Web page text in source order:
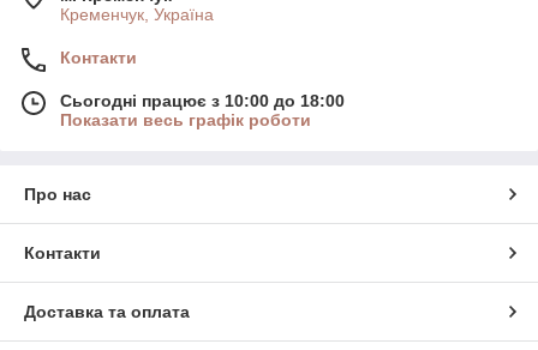
Кременчук, Україна
Контакти
Сьогодні працює з 10:00 до 18:00
Показати весь графік роботи
Про нас
Контакти
Доставка та оплата